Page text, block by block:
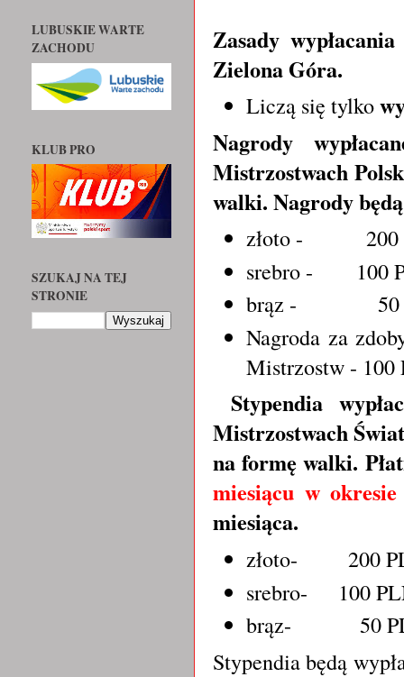
Zasady
Zielona Góra.
Liczą się tylko
Nagrody
Mistrzostwach
walki. Nagrody
złoto -
srebro - 100
brąz - 50
Nagroda za
Mistrzostw - 100
Stypendia
Mistrzostwach
na formę walki.
miesiącu w
miesiąca.
złoto- 200
srebro- 100
brąz- 50
Stypendia będą
LUBUSKIE WARTE
ZACHODU
KLUB PRO
SZUKAJ NA TEJ
STRONIE